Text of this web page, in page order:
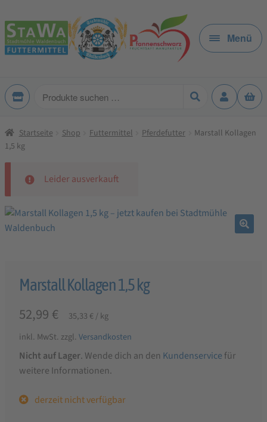
Zur
Navigation
springen
Zum
Inhalt
springen
Menü
Produkte
Startseite Shop Futtermittel Pferdefutter
Marstall Kollagen
1,5 kg
Leider ausverkauft
Marstall Kollagen 1,5 kg
52,99 € 35,33 €/kg
inkl. MwSt. zzgl. Versandkosten
Nicht auf Lager. Wende dich an den Kundenservice für
weitere Informationen.
derzeit nicht verfügbar